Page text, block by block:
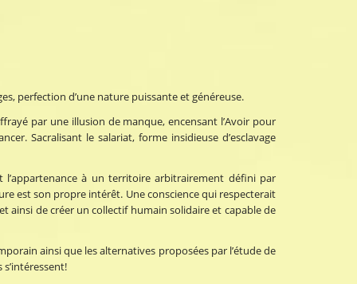
perfection d’une nature puissante et généreuse.
par une illusion de manque, encensant l’Avoir pour
Sacralisant le salariat, forme insidieuse d’esclavage
à un territoire arbitrairement défini par
est son propre intérêt. Une conscience qui respecterait
ainsi de créer un collectif humain solidaire et capable de
ainsi que les alternatives proposées par l’étude de